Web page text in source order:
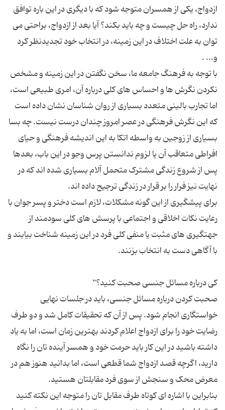
ازدواج، یکی از همسران متوجه شود که با دیگری در این باره توافق
ندارد، راه حل چیست و چه باید بکند؟ آیا بعد از ازدواج، براحتی می
توان به علت اختلاف در این زمینه، در انتخاب خود تجدیدنظر کرد
با توجه به فرهنگ جامعه ما، سخن نگفتن در این زمینه و مشخص
نکردن نگرش ها و احساس های کلی درباره آن، امری طبیعی است،
اما تجارب بالینی متعدد بسیاری از روان شناسان نشان داده است
که این نگرش فرهنگی در عصر امروز چندان درست نیست. چه بسا
بسیاری از زوجین به واسطه اتکا به این اندیشه فرهنگی و حیای
افراطی متعاقب آن یا لزوم ندانستن پرس وجو در این باب، بعدها
پس از شروع زندگی مشترک متحمل آلام بسیاری شده اند که در
برای پیشگیری از این گونه مشکلات، لازم است دختر و پسر جوان با
رعایت نکات اخلاقی و اجتماعی با پرسش های کلی سودمند از
جهتگیری های مثبت یا منفی کلی فرد در این زمینه شناخت بیابند و
صحبت کردن درباره مسائل جنسی، باید در جلسات نهایی
خواستگاری انجام شود. پس از آن که تحقیقات کامل شد و دو طرف
رضایت خود را برای ازدواج اعلام کردند بهترین زمان است، اما به یاد
داشته باشید در این کار باید حرمت خود و همسر آینده تان را نگاه
دارید، اگرچه قصد ازدواج شما قطعی است، اما بدانید هنوز هم در
بنابراین با اشاره ای کوتاه طرف مقابل تان را متوجه این نکته کنید